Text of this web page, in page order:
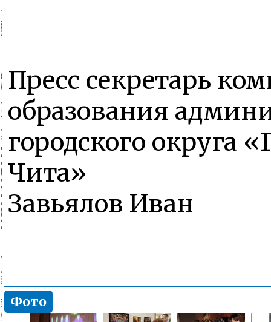
Пресс секретарь
образования
городского округа
Чита»
Завьялов Иван
Фото